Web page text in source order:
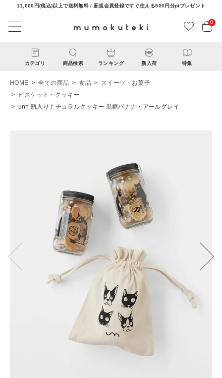
11,000円(税込)以上で送料無料 / 新規会員登録ですぐ使える500円分ptプレゼント
0
カテゴリ 商品検索 ランキング 新入荷 特集
新規会員登録
HOME 全ての商品 食品
スイーツ・お菓子
ビスケット・クッキー
unn 瓶入りナチュラルクッキー 黒糖バナナ・アールグレイ